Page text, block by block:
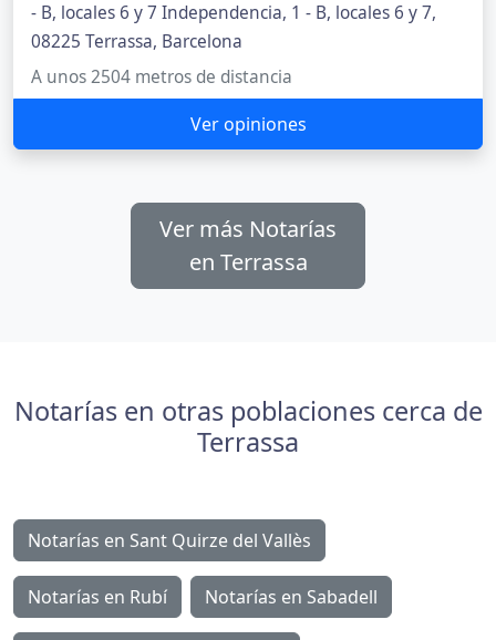
- B, locales 6 y 7 Independencia, 1 - B, locales 6 y 7,
08225 Terrassa, Barcelona
A unos 2504 metros de distancia
Ver opiniones
Ver más Notarías
en Terrassa
Notarías en otras poblaciones cerca de
Terrassa
Notarías en Sant Quirze del Vallès
Notarías en Rubí Notarías en Sabadell